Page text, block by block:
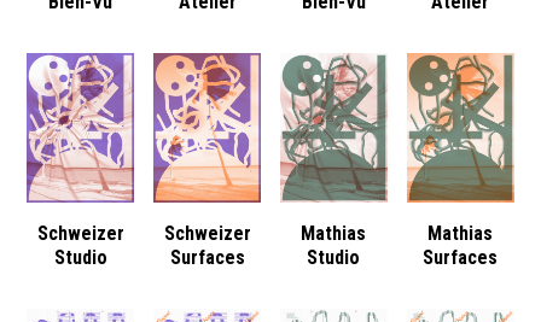
Schweizer
Studio
Schweizer
Surfaces
Mathias
Studio
Mathias
Surfaces